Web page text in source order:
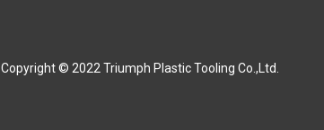
Copyright © 2022 Triumph Plastic Tooling Co.,Ltd.